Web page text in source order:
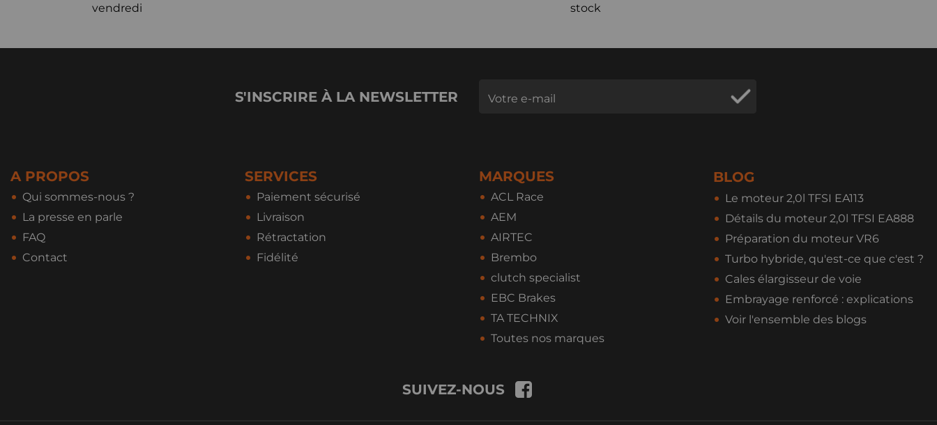
vendredi
stock
S'INSCRIRE À LA NEWSLETTER
A PROPOS
Qui sommes-nous ?
La presse en parle
FAQ
Contact
SERVICES
Paiement sécurisé
Livraison
Rétractation
Fidélité
MARQUES
ACL Race
AEM
AIRTEC
Brembo
clutch specialist
EBC Brakes
TA TECHNIX
Toutes nos marques
BLOG
Le moteur 2,0l TFSI EA113
Détails du moteur 2,0l TFSI EA888
Préparation du moteur VR6
Turbo hybride, qu'est-ce que c'est ?
Cales élargisseur de voie
Embrayage renforcé : explications
Voir l'ensemble des blogs
SUIVEZ-NOUS